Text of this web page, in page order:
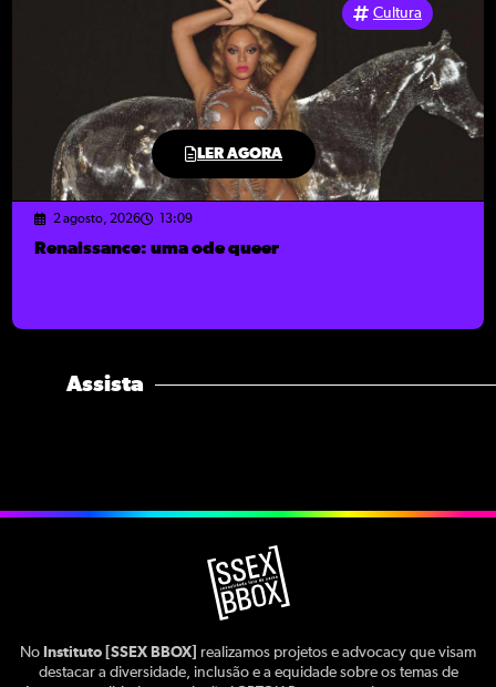
LER AGORA
Cultura
2 agosto, 2026 13:09
Renaissance: uma ode queer
Assista
No Instituto [SSEX BBOX]
realizamos projetos e advocacy que visam
destacar a diversidade, inclusão e a equidade sobre os temas de